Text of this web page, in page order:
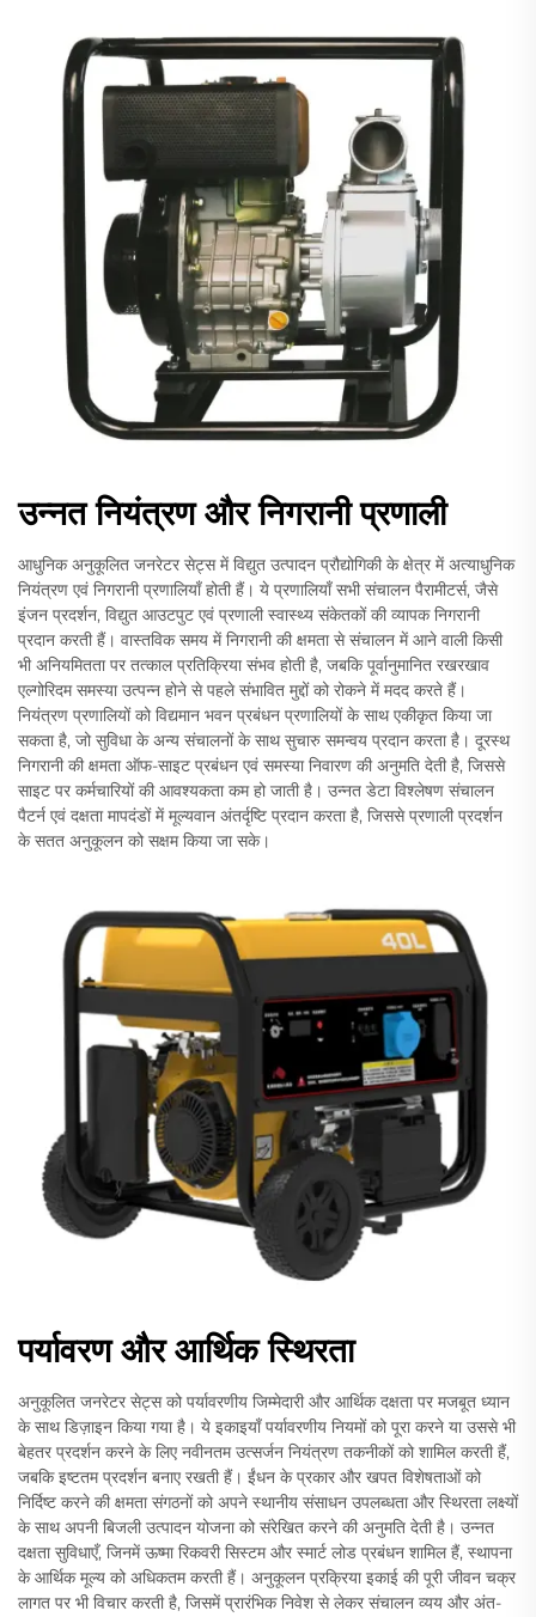
उन्नत नियंत्रण और निगरानी प्रणाली
आधुनिक अनुकूलित जनरेटर सेट्स में विद्युत उत्पादन प्रौद्योगिकी के क्षेत्र में अत्याधुनिक
नियंत्रण एवं निगरानी प्रणालियाँ होती हैं। ये प्रणालियाँ सभी संचालन पैरामीटर्स, जैसे
इंजन प्रदर्शन, विद्युत आउटपुट एवं प्रणाली स्वास्थ्य संकेतकों की व्यापक निगरानी
प्रदान करती हैं। वास्तविक समय में निगरानी की क्षमता से संचालन में आने वाली किसी
भी अनियमितता पर तत्काल प्रतिक्रिया संभव होती है, जबकि पूर्वानुमानित रखरखाव
एल्गोरिदम समस्या उत्पन्न होने से पहले संभावित मुद्दों को रोकने में मदद करते हैं।
नियंत्रण प्रणालियों को विद्यमान भवन प्रबंधन प्रणालियों के साथ एकीकृत किया जा
सकता है, जो सुविधा के अन्य संचालनों के साथ सुचारु समन्वय प्रदान करता है। दूरस्थ
निगरानी की क्षमता ऑफ-साइट प्रबंधन एवं समस्या निवारण की अनुमति देती है, जिससे
साइट पर कर्मचारियों की आवश्यकता कम हो जाती है। उन्नत डेटा विश्लेषण संचालन
पैटर्न एवं दक्षता मापदंडों में मूल्यवान अंतर्दृष्टि प्रदान करता है, जिससे प्रणाली प्रदर्शन
के सतत अनुकूलन को सक्षम किया जा सके।
पर्यावरण और आर्थिक स्थिरता
अनुकूलित जनरेटर सेट्स को पर्यावरणीय जिम्मेदारी और आर्थिक दक्षता पर मजबूत ध्यान
के साथ डिज़ाइन किया गया है। ये इकाइयाँ पर्यावरणीय नियमों को पूरा करने या उससे भी
बेहतर प्रदर्शन करने के लिए नवीनतम उत्सर्जन नियंत्रण तकनीकों को शामिल करती हैं,
जबकि इष्टतम प्रदर्शन बनाए रखती हैं। ईंधन के प्रकार और खपत विशेषताओं को
निर्दिष्ट करने की क्षमता संगठनों को अपने स्थानीय संसाधन उपलब्धता और स्थिरता लक्ष्यों
के साथ अपनी बिजली उत्पादन योजना को संरेखित करने की अनुमति देती है। उन्नत
दक्षता सुविधाएँ, जिनमें ऊष्मा रिकवरी सिस्टम और स्मार्ट लोड प्रबंधन शामिल हैं, स्थापना
के आर्थिक मूल्य को अधिकतम करती हैं। अनुकूलन प्रक्रिया इकाई की पूरी जीवन चक्र
लागत पर भी विचार करती है, जिसमें प्रारंभिक निवेश से लेकर संचालन व्यय और अंत-